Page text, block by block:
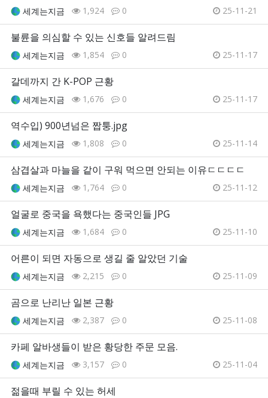
세계는지금 1,924 0 25-11-21
불륜을 의심할 수 있는 신호들 알려드림
세계는지금 1,854 0 25-11-17
갈데까지 간 K-POP 근황
세계는지금 1,676 0 25-11-17
역수입) 900년넘은 짭퉁.jpg
세계는지금 1,808 0 25-11-14
삼겹살과 마늘을 같이 구워 먹으면 안되는 이유ㄷㄷㄷㄷ
세계는지금 1,764 0 25-11-12
얼굴로 중국을 욕했다는 중국인들 JPG
세계는지금 1,684 0 25-11-10
어른이 되면 자동으로 생길 줄 알았던 기술
세계는지금 2,215 0 25-11-09
곰으로 난리난 일본 근황
세계는지금 2,387 0 25-11-08
카페 알바생들이 받은 황당한 주문 모음.
세계는지금 3,157 0 25-11-04
젊을때 부릴 수 있는 허세